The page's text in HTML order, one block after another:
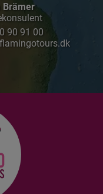
Brämer
90 91 00